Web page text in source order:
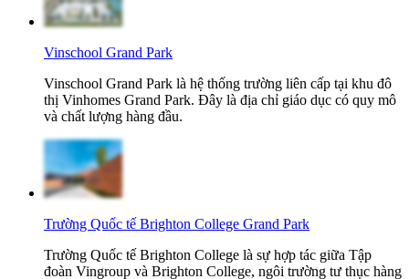
Vinschool Grand Park
Vinschool Grand Park là hệ thống trường liên cấp tại khu đô
thị Vinhomes Grand Park. Đây là địa chỉ giáo dục có quy mô
và chất lượng hàng đầu.
Trường Quốc tế Brighton College Grand Park
Trường Quốc tế Brighton College là sự hợp tác giữa Tập
đoàn Vingroup và Brighton College, ngôi trường tư thục hàng